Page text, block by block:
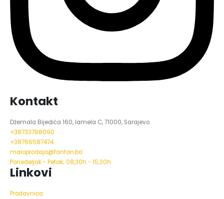
Kontakt
Džemala Bijedića 160, lamela C, 71000, Sarajevo
+38733788090
+38766587474
maloprodaja@fanfan.ba
Ponedeljak - Petak; 08,30h - 15,30h
Linkovi
Prodavnica